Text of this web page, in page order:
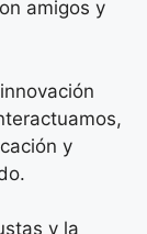
amigos y
y
y la